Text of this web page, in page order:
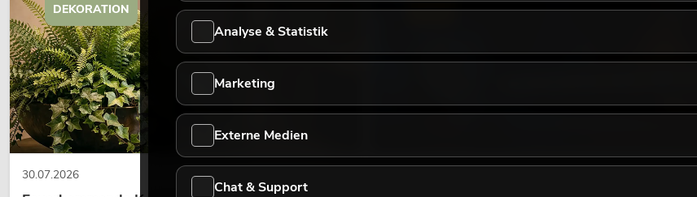
30.07.2026
DEKORATION LICHT
Analyse & Statistik
Marketing
Externe Medien
Chat & Support